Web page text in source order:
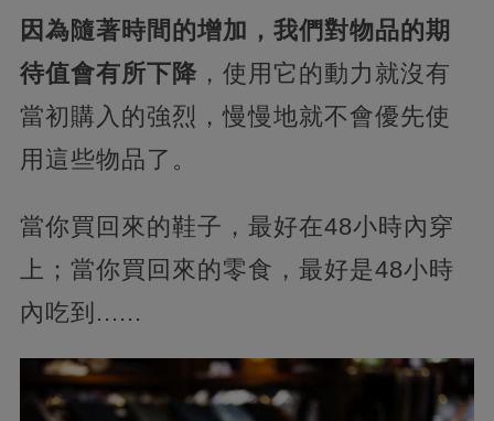
因為隨著時間的增加，我們對物品的期
待值會有所下降 ，使用它的動力就沒有
當初購入的強烈，慢慢地就不會優先使
用這些物品了。
當你買回來的鞋子，最好在48小時內穿
上；當你買回來的零食，最好是48小時
內吃到......